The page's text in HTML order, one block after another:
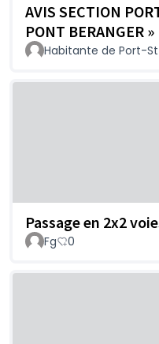
AVIS SECTION
PONT BERANGER »
Habitante de Port-
Passage en 2x2
Fg 0